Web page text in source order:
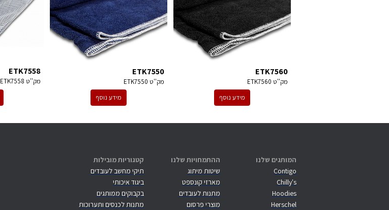
ETK7560
מק''ט ETK7560
מידע נוסף
ETK7550
מק''ט ETK7550
מידע נוסף
ETK7558
מק''ט ETK7558
המותגים שלנו
Contigo
Chilly's
Hoodies
Herschel
ההתמחויות שלנו
שיטות מיתוג
מארזי קונספט
מתנות לעובדים
מוצרי פרסום
קטגוריות מובילות
תיקי מחשב לעובדים
ביגוד איכותי
בקבוקים ממותגים
מתנות לכנסים ותערוכות